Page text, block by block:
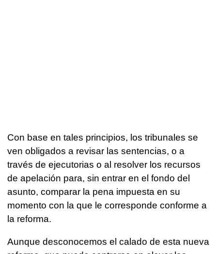
Con base en tales principios, los tribunales se
ven obligados a revisar las sentencias, o a
través de ejecutorias o al resolver los recursos
de apelación para, sin entrar en el fondo del
asunto, comparar la pena impuesta en su
momento con la que le corresponde conforme a
la reforma.
Aunque desconocemos el calado de esta nueva